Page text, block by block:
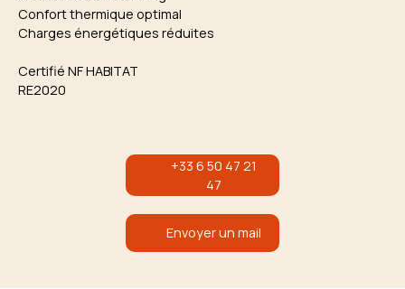
Confort thermique optimal
Charges énergétiques réduites
Certifié NF HABITAT
RE2020
+33 6 50 47 21
47
Envoyer un mail